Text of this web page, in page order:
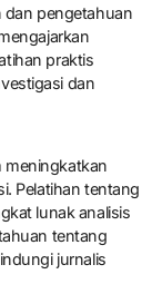
depan yang
jurnalisme
pengetahuan